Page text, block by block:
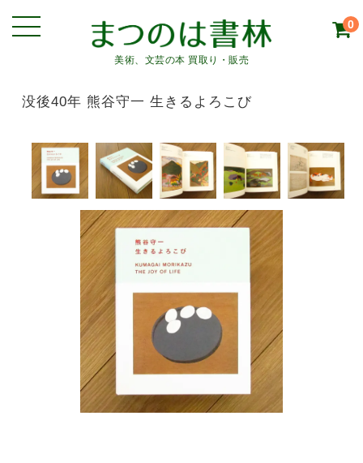
美術、文芸の本 買取り・販売
0
没後40年 熊谷守一 生きるよろこび